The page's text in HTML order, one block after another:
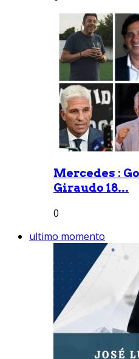
Mercedes :
Giraudo 18...
0
ultimo momento